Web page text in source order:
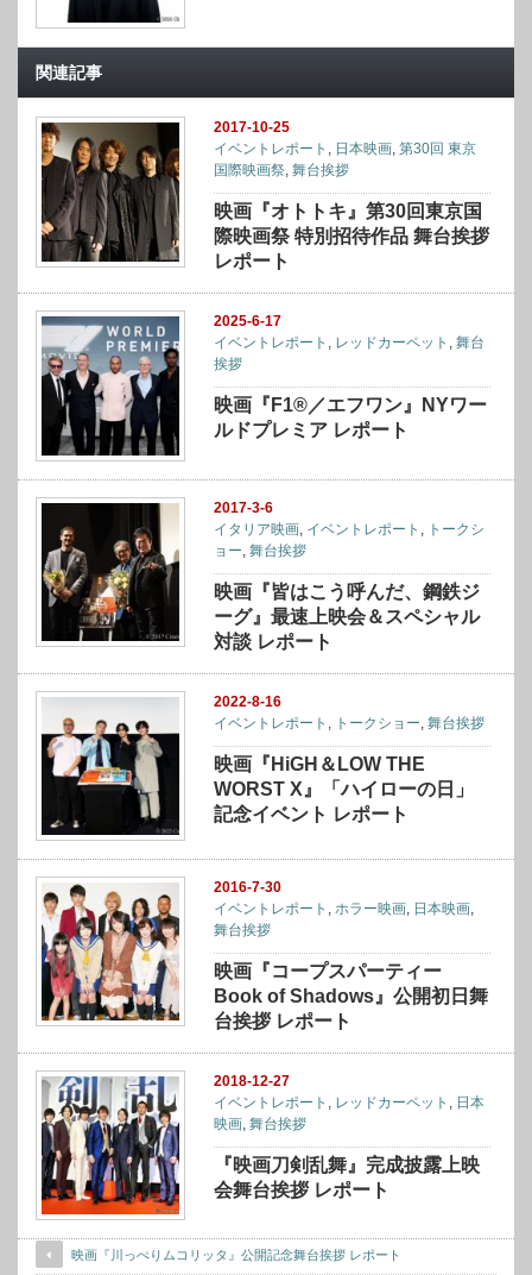
関連記事
2017-10-25
イベントレポート , 日本映画,第30回 東京
国際映画祭,舞台挨拶
映画『オトトキ』第30回東京国
際映画祭 特別招待作品 舞台挨拶
レポート
2025-6-17
イベントレポート , レッドカーペット ,舞台
挨拶
映画『F1®／エフワン』NYワー
ルドプレミア レポート
2017-3-6
イタリア映画 イベントレポート
トークシ
ョー ,舞台挨拶
映画『皆はこう呼んだ、鋼鉄ジ
ーグ』最速上映会＆スペシャル
対談 レポート
2022-8-16
イベントレポート
トークショー ,舞台挨拶
映画『HiGH＆LOW THE
WORST X』「ハイローの日」
記念イベント レポート
2016-7-30
イベントレポート ,ホラー映画, 日本映画,
舞台挨拶
映画『コープスパーティー
Book of Shadows』公開初日舞
台挨拶 レポート
2018-12-27
イベントレポート , レッドカーペット , 日本
映画,舞台挨拶
『映画刀剣乱舞』完成披露上映
会舞台挨拶 レポート
映画『川っぺりムコリッタ』公開記念舞台挨拶 レポート